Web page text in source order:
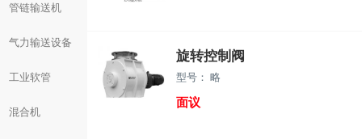
管链输送机
气力输送设备
工业软管
混合机
旋转控制阀
型号： 略
面议